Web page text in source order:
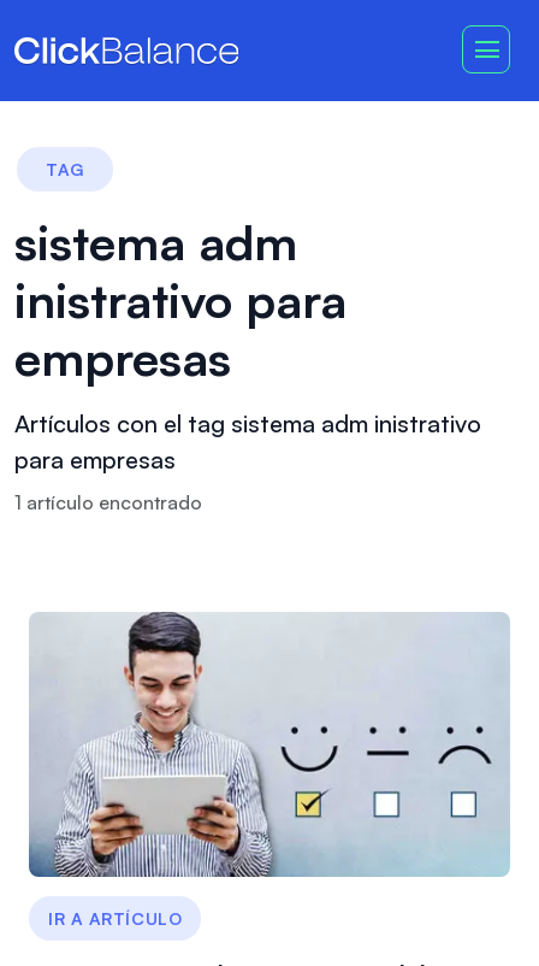
TAG
sistema adm
inistrativo para
empresas
Artículos con el tag sistema adm inistrativo
para empresas
1 artículo encontrado
IR A ARTÍCULO